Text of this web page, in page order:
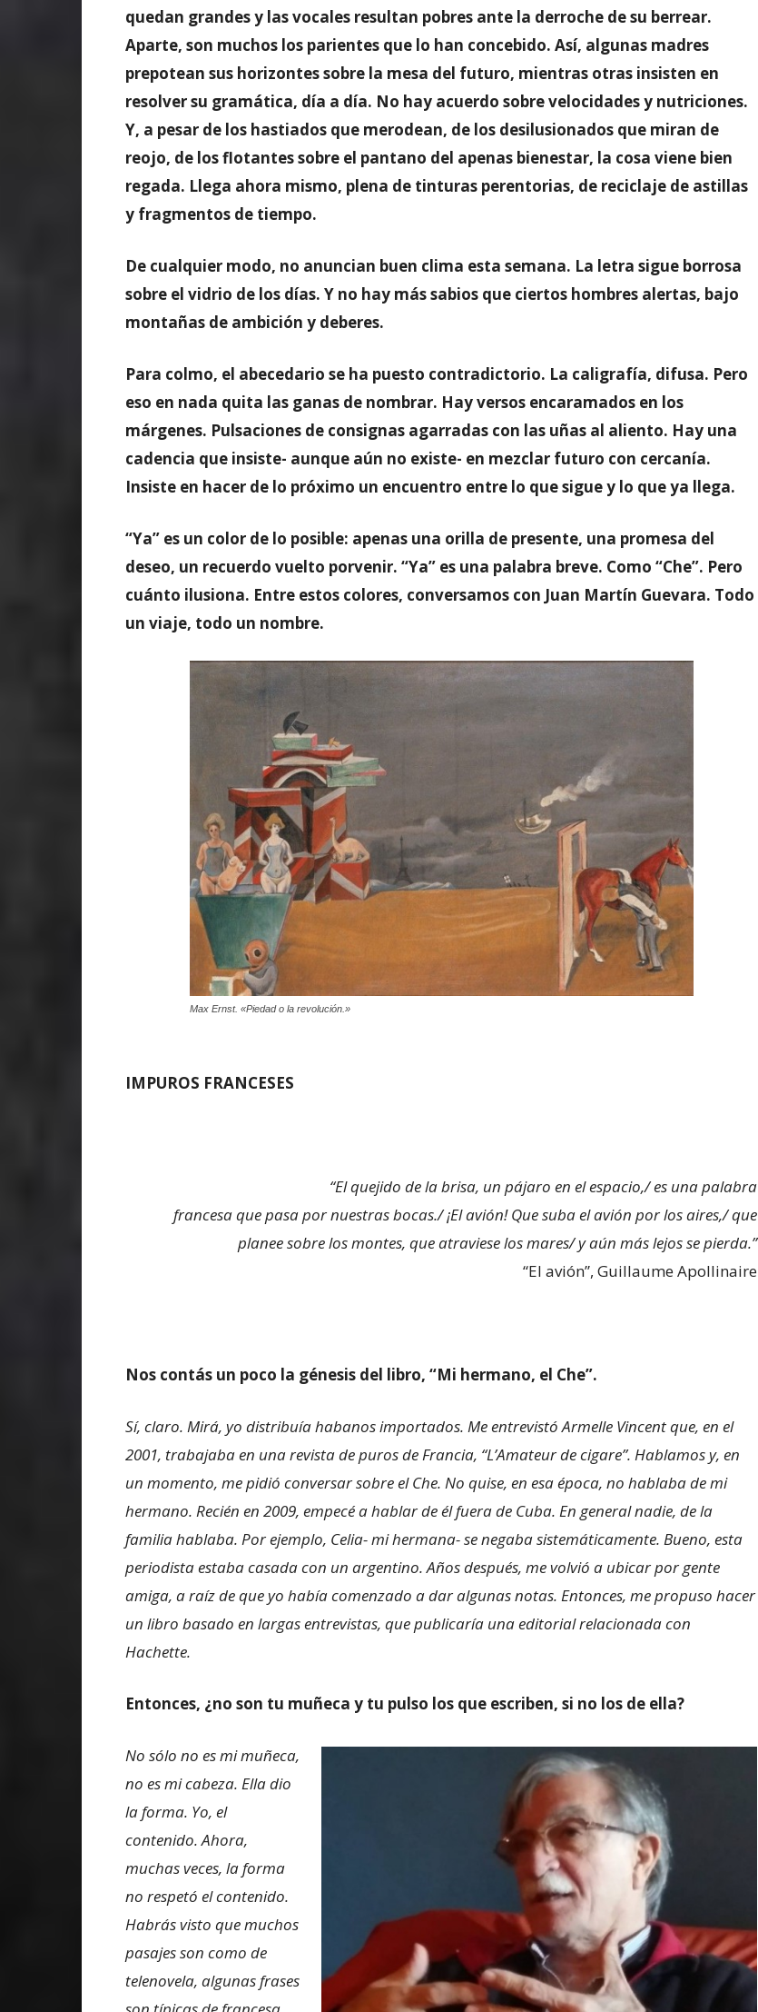
quedan grandes y las vocales resultan pobres ante la derroche de su berrear.
Aparte, son muchos los parientes que lo han concebido. Así, algunas madres
prepotean sus horizontes sobre la mesa del futuro, mientras otras insisten en
resolver su gramática, día a día. No hay acuerdo sobre velocidades y nutriciones.
Y, a pesar de los hastiados que merodean, de los desilusionados que miran de
reojo, de los flotantes sobre el pantano del apenas bienestar, la cosa viene bien
regada. Llega ahora mismo, plena de tinturas perentorias, de reciclaje de astillas
y fragmentos de tiempo.
De cualquier modo, no anuncian buen clima esta semana. La letra sigue borrosa
sobre el vidrio de los días. Y no hay más sabios que ciertos hombres alertas, bajo
montañas de ambición y deberes.
Para colmo, el abecedario se ha puesto contradictorio. La caligrafía, difusa. Pero
eso en nada quita las ganas de nombrar. Hay versos encaramados en los
márgenes. Pulsaciones de consignas agarradas con las uñas al aliento. Hay una
cadencia que insiste- aunque aún no existe- en mezclar futuro con cercanía.
Insiste en hacer de lo próximo un encuentro entre lo que sigue y lo que ya llega.
“Ya” es un color de lo posible: apenas una orilla de presente, una promesa del
deseo, un recuerdo vuelto porvenir. “Ya” es una palabra breve. Como “Che”. Pero
cuánto ilusiona. Entre estos colores, conversamos con Juan Martín Guevara. Todo
un viaje, todo un nombre.
Max Ernst. «Piedad o la revolución.»
IMPUROS FRANCESES
“El quejido de la brisa, un pájaro en el espacio,/ es una palabra
francesa que pasa por nuestras bocas./ ¡El avión! Que suba el avión por los aires,/ que
planee sobre los montes, que atraviese los mares/ y aún más lejos se pierda.”
“El avión”, Guillaume Apollinaire
Nos contás un poco la génesis del libro, “Mi hermano, el Che”.
Sí, claro. Mirá, yo distribuía habanos importados. Me entrevistó Armelle Vincent que, en el
2001, trabajaba en una revista de puros de Francia, “L’Amateur de cigare”. Hablamos y, en
un momento, me pidió conversar sobre el Che. No quise, en esa época, no hablaba de mi
hermano. Recién en 2009, empecé a hablar de él fuera de Cuba. En general nadie, de la
familia hablaba. Por ejemplo, Celia- mi hermana- se negaba sistemáticamente. Bueno, esta
periodista estaba casada con un argentino. Años después, me volvió a ubicar por gente
amiga, a raíz de que yo había comenzado a dar algunas notas. Entonces, me propuso hacer
un libro basado en largas entrevistas, que publicaría una editorial relacionada con
Hachette.
Entonces, ¿no son tu muñeca y tu pulso los que escriben, si no los de ella?
No sólo no es mi muñeca,
no es mi cabeza. Ella dio
la forma. Yo, el
contenido. Ahora,
muchas veces, la forma
no respetó el contenido.
Habrás visto que muchos
pasajes son como de
telenovela, algunas frases